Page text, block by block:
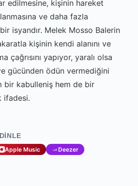
edilmesine, kişinin hareket
ve daha fazla
isyandır. Melek Mosso Balerin
kişinin kendi alanını ve
çağrısını yapıyor, yaralı olsa
gücünden ödün vermediğini
bir kabulleniş hem de bir
ifadesi.
Apple Music Deezer